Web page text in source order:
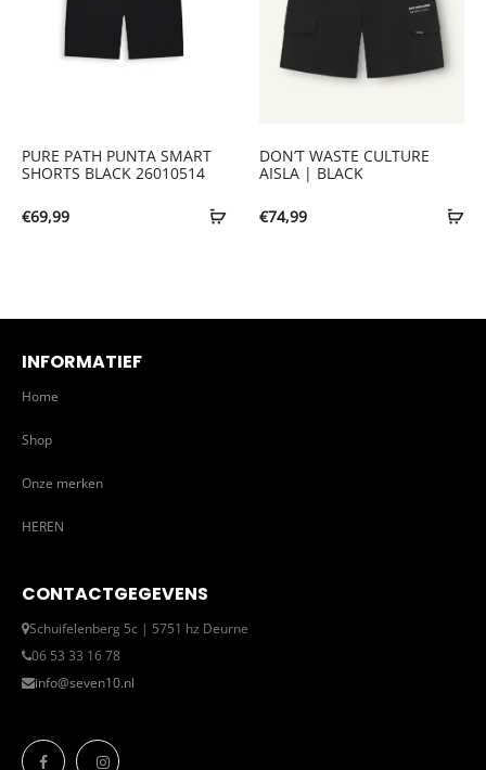
PURE PATH PUNTA SMART
SHORTS BLACK 26010514
€69,99
DON’T WASTE CULTURE
AISLA | BLACK
€74,99
INFORMATIEF
Home
Shop
Onze merken
HEREN
CONTACTGEGEVENS
Schuifelenberg 5c | 5751 hz Deurne
06 53 33 16 78
info@seven10.nl